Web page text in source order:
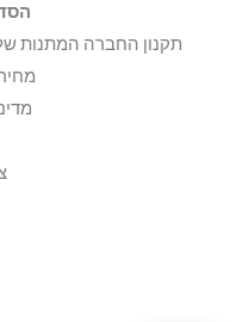
תקנון החברה המתנות